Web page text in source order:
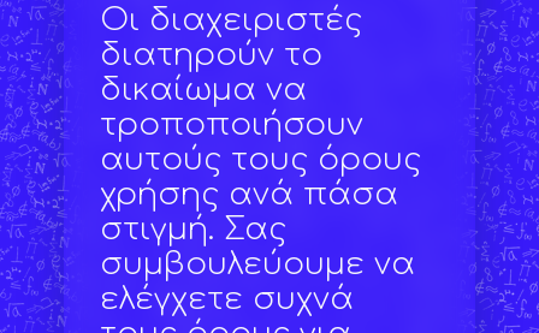
Οι διαχειριστές
διατηρούν το
δικαίωμα να
τροποποιήσουν
αυτούς τους όρους
χρήσης ανά πάσα
στιγμή. Σας
συμβουλεύουμε να
ελέγχετε συχνά